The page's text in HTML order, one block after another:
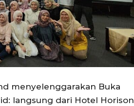
menyelenggarakan Buka
langsung dari Hotel Horison